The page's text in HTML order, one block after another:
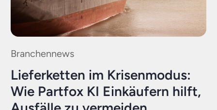
Branchennews
Lieferketten im Krisenmodus:
Wie Partfox KI Einkäufern hilft,